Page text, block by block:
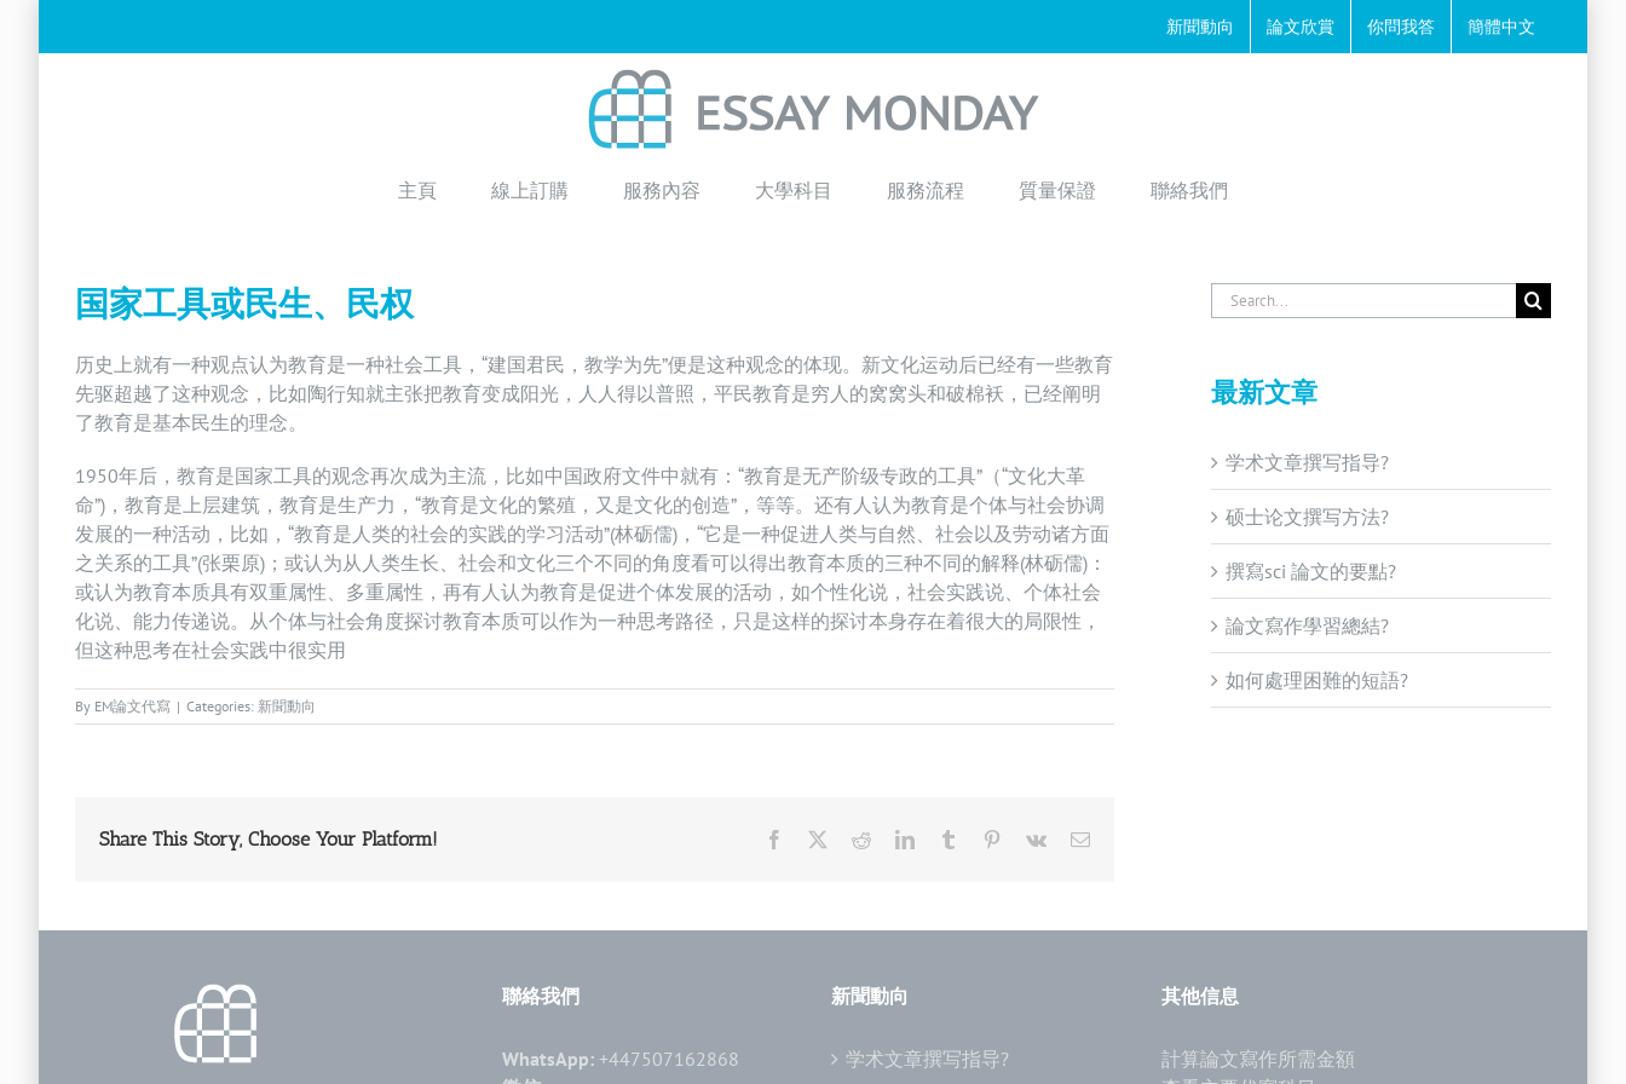
新聞動向 論文欣賞 你問我答 簡體中文
主頁 線上訂購 服務內容 大學科目 服務流程 質量保證 聯絡我們
国家工具或民生、民权
历史上就有一种观点认为教育是一种社会工具，“建国君民，教学为先”便是这种观念的体现。新文化运动后已经有一些教育
先驱超越了这种观念，比如陶行知就主张把教育变成阳光，人人得以普照，平民教育是穷人的窝窝头和破棉袄，已经阐明
了教育是基本民生的理念。
1950年后，教育是国家工具的观念再次成为主流，比如中国政府文件中就有：“教育是无产阶级专政的工具”（“文化大革
命”)，教育是上层建筑，教育是生产力，“教育是文化的繁殖，又是文化的创造”，等等。还有人认为教育是个体与社会协调
发展的一种活动，比如，“教育是人类的社会的实践的学习活动”(林砺儒)，“它是一种促进人类与自然、社会以及劳动诸方面
之关系的工具”(张栗原)；或认为从人类生长、社会和文化三个不同的角度看可以得出教育本质的三种不同的解释(林砺儒)：
或认为教育本质具有双重属性、多重属性，再有人认为教育是促进个体发展的活动，如个性化说，社会实践说、个体社会
化说、能力传递说。从个体与社会角度探讨教育本质可以作为一种思考路径，只是这样的探讨本身存在着很大的局限性，
但这种思考在社会实践中很实用
By EM論文代寫 | Categories: 新聞動向
Share This Story, Choose Your Platform! Facebook RedditLinkedInTumblr Pinterest
Vk Email
Search
for:
最新文章
学术文章撰写指导?
硕士论文撰写方法?
撰寫sci 論文的要點?
論文寫作學習總結?
如何處理困難的短語?
聯絡我們
WhatsApp:+447507162868
新聞動向
学术文章撰写指导?
其他信息
計算論文寫作所需金額